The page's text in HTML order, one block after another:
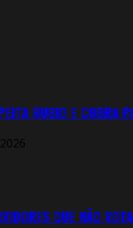
RUBIO E COBRA
QUE NÃO